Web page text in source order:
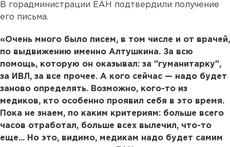
В горадминистрации ЕАН подтвердили получение
его письма.
«Очень много было писем, в том числе и от врачей,
по выдвижению именно Алтушкина. За всю
помощь, которую он оказывал: за "гуманитарку",
за ИВЛ, за все прочее. А кого сейчас — надо будет
заново определять. Возможно, кого-то из
медиков, кто особенно проявил себя в это время.
Пока не знаем, по каким критериям: больше всего
часов отработал, больше всех вылечил, что-то
еще... Но это, видимо, медикам надо будет самим